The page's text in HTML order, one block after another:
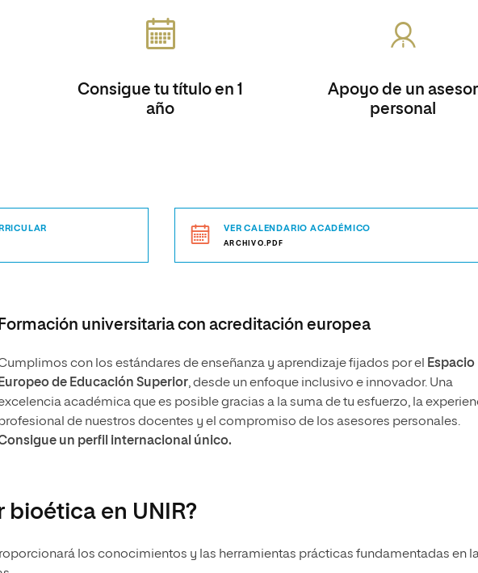
Consigue tu título en 1
año
Apoyo de un asesor
personal
VER CALENDARIO ACADÉMICO
ARCHIVO.PDF
Formación universitaria con acreditación europea
con los estándares de enseñanza y aprendizaje fijados por el
Espacio
Europeo de Educación Superior, desde un enfoque inclusivo e innovador. Una
académica que es posible gracias a la suma de tu esfuerzo, la
de nuestros docentes y el compromiso de los asesores personales.
un perfil internacional único.
bioética en UNIR?
los conocimientos y las herramientas prácticas fundamentadas en